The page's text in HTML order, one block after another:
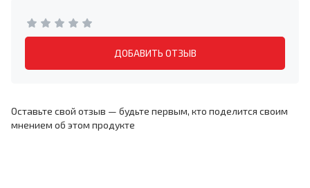
ДОБАВИТЬ ОТЗЫВ
Оставьте свой отзыв — будьте первым, кто поделится своим
мнением об этом продукте